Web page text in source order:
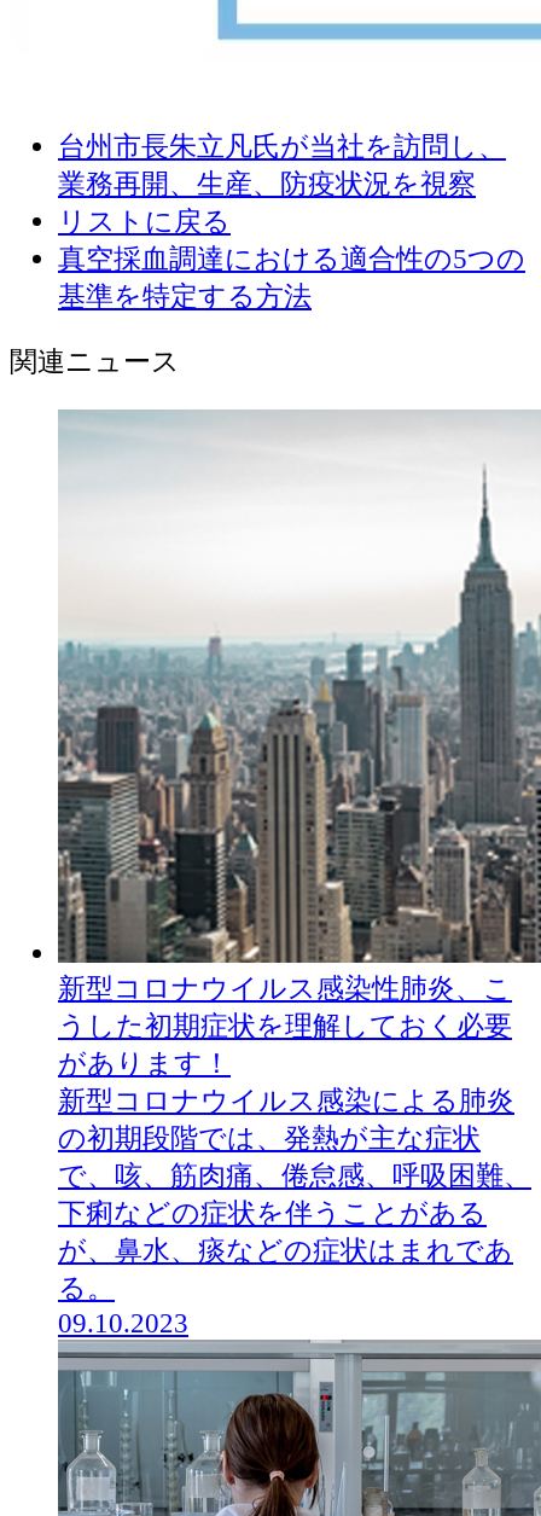
台州市長朱立凡氏が当社を訪問し、
業務再開、生産、防疫状況を視察
リストに戻る
真空採血調達における適合性の5つの
基準を特定する方法
関連ニュース
新型コロナウイルス感染性肺炎、こ
うした初期症状を理解しておく必要
があります！
新型コロナウイルス感染による肺炎
の初期段階では、発熱が主な症状
で、咳、筋肉痛、倦怠感、呼吸困難、
下痢などの症状を伴うことがある
が、鼻水、痰などの症状はまれであ
る。
09.10.2023